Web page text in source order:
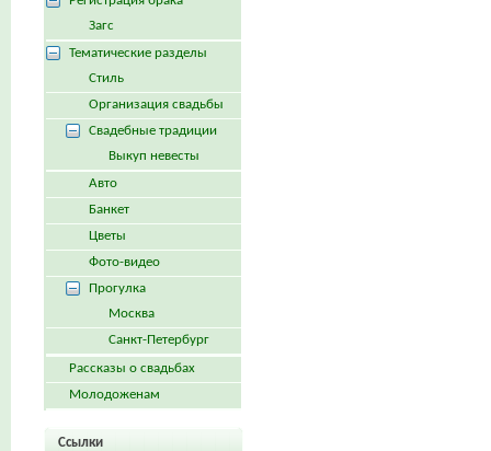
Загс
Тематические разделы
Стиль
Организация свадьбы
Свадебные традиции
Выкуп невесты
Авто
Банкет
Цветы
Фото-видео
Прогулка
Москва
Санкт-Петербург
Рассказы о свадьбах
Молодоженам
Ссылки